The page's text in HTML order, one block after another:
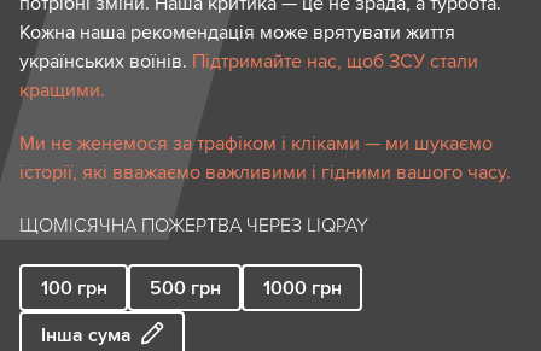
Кожна наша рекомендація може врятувати життя
українських воїнів. Підтримайте нас, щоб ЗСУ стали
кращими.
Ми не женемося за трафіком і кліками — ми шукаємо
історії, які вважаємо важливими і гідними вашого часу.
ЩОМІСЯЧНА ПОЖЕРТВА ЧЕРЕЗ LIQPAY
100 грн 500 грн 1000 грн
Інша сума